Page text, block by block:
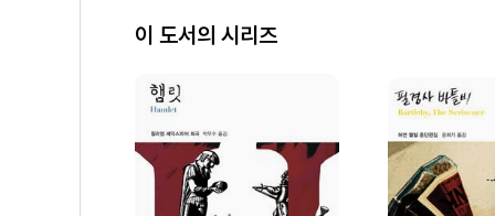
이 도서의 시리즈